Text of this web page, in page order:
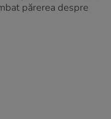
părerea despre